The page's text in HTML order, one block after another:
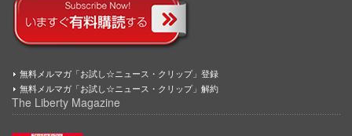
無料メルマガ「お試し☆ニュース・クリップ」登録
無料メルマガ「お試し☆ニュース・クリップ」解約
The Liberty Magazine